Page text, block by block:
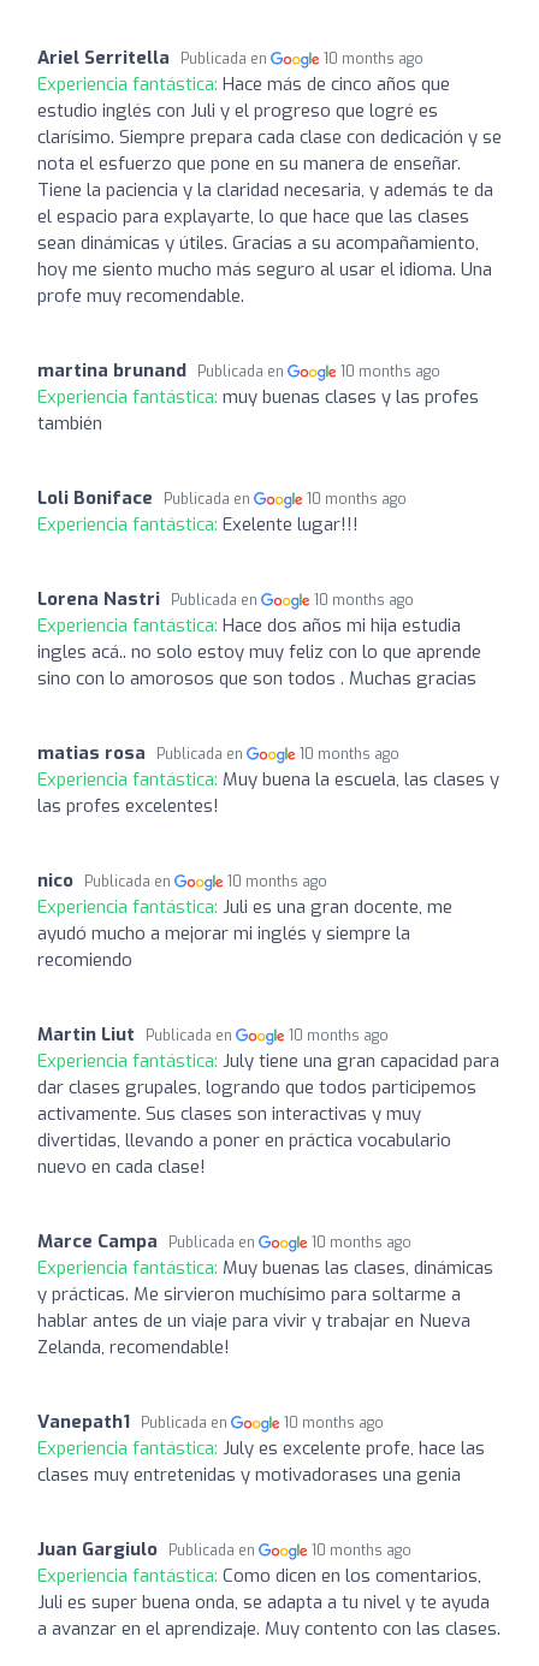
Ariel Serritella Publicada en 10 months ago
Experiencia fantástica: Hace más de cinco años que
estudio inglés con Juli y el progreso que logré es
clarísimo. Siempre prepara cada clase con dedicación y se
nota el esfuerzo que pone en su manera de enseñar.
Tiene la paciencia y la claridad necesaria, y además te da
el espacio para explayarte, lo que hace que las clases
sean dinámicas y útiles. Gracias a su acompañamiento,
hoy me siento mucho más seguro al usar el idioma. Una
profe muy recomendable.
martina brunand Publicada en 10 months ago
Experiencia fantástica: muy buenas clases y las profes
también
Loli Boniface Publicada en 10 months ago
Experiencia fantástica: Exelente lugar!!!
Lorena Nastri Publicada en 10 months ago
Experiencia fantástica: Hace dos años mi hija estudia
ingles acá.. no solo estoy muy feliz con lo que aprende
sino con lo amorosos que son todos . Muchas gracias
matias rosa Publicada en 10 months ago
Experiencia fantástica: Muy buena la escuela, las clases y
las profes excelentes!
nico Publicada en 10 months ago
Experiencia fantástica: Juli es una gran docente, me
ayudó mucho a mejorar mi inglés y siempre la
recomiendo
Martin Liut Publicada en 10 months ago
Experiencia fantástica: July tiene una gran capacidad para
dar clases grupales, logrando que todos participemos
activamente. Sus clases son interactivas y muy
divertidas, llevando a poner en práctica vocabulario
nuevo en cada clase!
Marce Campa Publicada en 10 months ago
Experiencia fantástica: Muy buenas las clases, dinámicas
y prácticas. Me sirvieron muchísimo para soltarme a
hablar antes de un viaje para vivir y trabajar en Nueva
Zelanda, recomendable!
Vanepath1 Publicada en 10 months ago
Experiencia fantástica: July es excelente profe, hace las
clases muy entretenidas y motivadorases una genia
Juan Gargiulo Publicada en 10 months ago
Experiencia fantástica: Como dicen en los comentarios,
Juli es super buena onda, se adapta a tu nivel y te ayuda
a avanzar en el aprendizaje. Muy contento con las clases.